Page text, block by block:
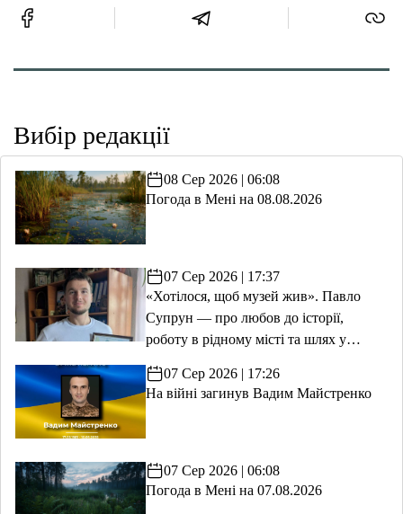
Вибір редакції
08 Сер 2026 | 06:08
Погода в Мені на 08.08.2026
07 Сер 2026 | 17:37
«Хотілося, щоб музей жив». Павло
Супрун — про любов до історії,
роботу в рідному місті та шлях у
07 Сер 2026 | 17:26
На війні загинув Вадим Майстренко
07 Сер 2026 | 06:08
Погода в Мені на 07.08.2026